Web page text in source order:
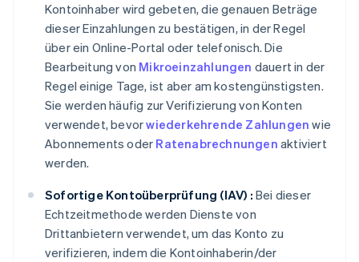
Kontoinhaber wird gebeten, die genauen Beträge
dieser Einzahlungen zu bestätigen, in der Regel
über ein Online-Portal oder telefonisch. Die
Bearbeitung von Mikroeinzahlungen dauert in der
Regel einige Tage, ist aber am kostengünstigsten.
Sie werden häufig zur Verifizierung von Konten
verwendet, bevorwiederkehrende Zahlungen wie
Abonnements oder Ratenabrechnungen aktiviert
werden.
Sofortige Kontoüberprüfung (IAV) : Bei dieser
Echtzeitmethode werden Dienste von
Drittanbietern verwendet, um das Konto zu
verifizieren, indem die Kontoinhaberin/der